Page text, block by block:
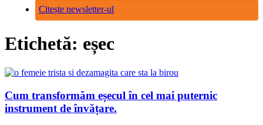
Citește newsletter-ul
Etichetă: eșec
Cum transformăm eșecul în cel mai puternic
instrument de învățare.